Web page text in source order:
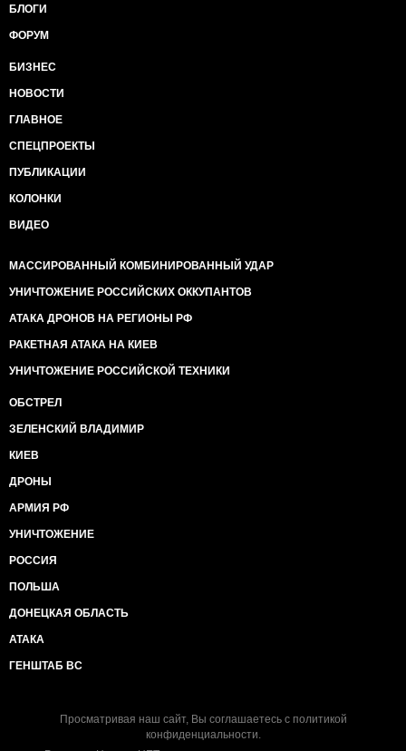
БЛОГИ
ФОРУМ
БИЗНЕС
НОВОСТИ
ГЛАВНОЕ
СПЕЦПРОЕКТЫ
ПУБЛИКАЦИИ
КОЛОНКИ
ВИДЕО
МАССИРОВАННЫЙ КОМБИНИРОВАННЫЙ УДАР
УНИЧТОЖЕНИЕ РОССИЙСКИХ ОККУПАНТОВ
АТАКА ДРОНОВ НА РЕГИОНЫ РФ
РАКЕТНАЯ АТАКА НА КИЕВ
УНИЧТОЖЕНИЕ РОССИЙСКОЙ ТЕХНИКИ
ОБСТРЕЛ
ЗЕЛЕНСКИЙ ВЛАДИМИР
КИЕВ
ДРОНЫ
АРМИЯ РФ
УНИЧТОЖЕНИЕ
РОССИЯ
ПОЛЬША
ДОНЕЦКАЯ ОБЛАСТЬ
АТАКА
ГЕНШТАБ ВС
Просматривая наш сайт, Вы соглашаетесь с политикой
конфиденциальности.